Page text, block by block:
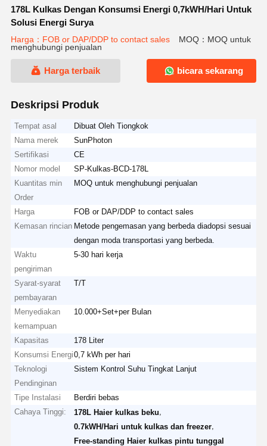
178L Kulkas Dengan Konsumsi Energi 0,7kWH/Hari Untuk
Solusi Energi Surya
Harga：FOB or DAP/DDP to contact sales
MOQ：MOQ untuk
menghubungi penjualan
Harga terbaik bicara sekarang
Deskripsi Produk
Tempat asal
Dibuat Oleh Tiongkok
Nama merek
SunPhoton
Sertifikasi
CE
Nomor model
SP-Kulkas-BCD-178L
Kuantitas min
Order
MOQ untuk menghubungi penjualan
Harga
FOB or DAP/DDP to contact sales
Kemasan rincian Metode pengemasan yang berbeda diadopsi sesuai
dengan moda transportasi yang berbeda.
Waktu
pengiriman
5-30 hari kerja
Syarat-syarat
pembayaran
T/T
Menyediakan
kemampuan
10.000+Set+per Bulan
Kapasitas
178 Liter
Konsumsi Energi0,7 kWh per hari
Teknologi
Pendinginan
Sistem Kontrol Suhu Tingkat Lanjut
Tipe Instalasi
Berdiri bebas
Cahaya Tinggi:
178L Haier kulkas beku
0.7kWH/Hari untuk kulkas dan freezer
Free-standing Haier kulkas pintu tunggal